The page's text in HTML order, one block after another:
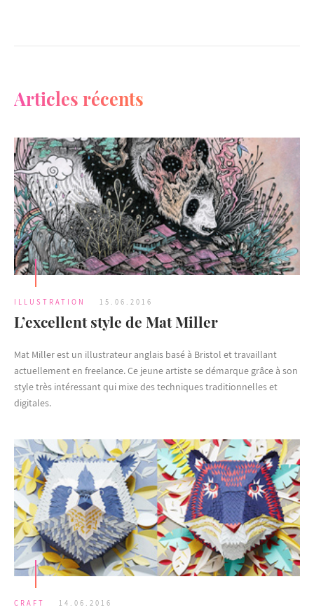
Articles récents
ILLUSTRATION 15.06.2016
L’excellent style de Mat Miller
Mat Miller est un illustrateur anglais basé à Bristol et travaillant
actuellement en freelance. Ce jeune artiste se démarque grâce à son
style très intéressant qui mixe des techniques traditionnelles et
digitales.
CRAFT 14.06.2016